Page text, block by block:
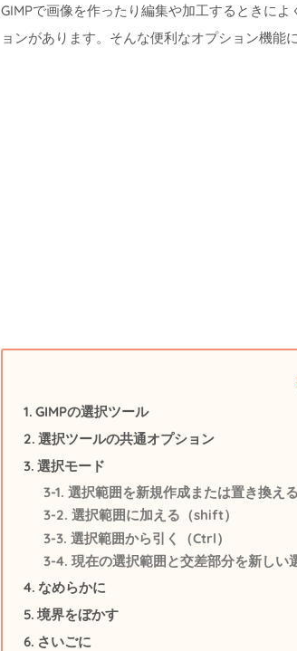
GIMPで画像を作ったり編集や加工するときに
ョンがあります。そんな便利なオプション機能
GIMPの選択ツール
選択ツールの共通オプション
選択モード
選択範囲を新規作成または置き換える
選択範囲に加える（shift）
選択範囲から引く（Ctrl）
現在の選択範囲と交差部分を新しい
なめらかに
境界をぼかす
さいごに